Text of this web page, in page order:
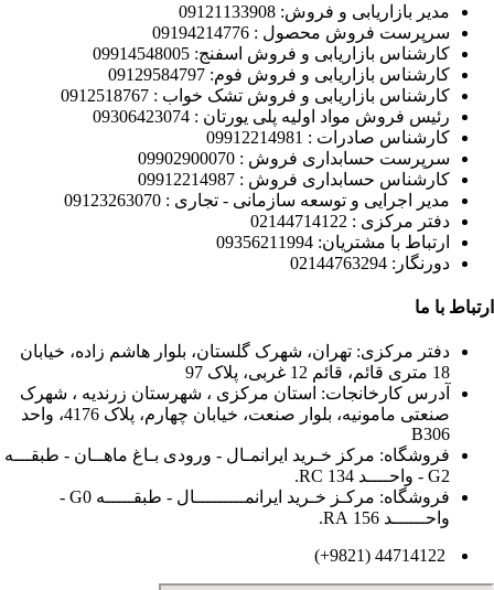
مدیر بازاریابی و فروش: 09121133908
سرپرست فروش محصول : 09194214776
کارشناس بازاریابی و فروش اسفنج: 09914548005
کارشناس بازاریابی و فروش فوم: 09129584797
کارشناس بازاریابی و فروش تشک خواب : 0912518767
رئیس فروش مواد اولیه پلی یورتان : 09306423074
کارشناس صادرات : 09912214981
سرپرست حسابداری فروش : 09902900070
کارشناس حسابداری فروش : 09912214987
مدیر اجرایی و توسعه سازمانی - تجاری : 09123263070
دفتر مرکزی : 02144714122
ارتباط با مشتریان: 09356211994
دورنگار: 02144763294
ارتباط با ما
دفتر مرکزی: تهران، شهرک گلستان، بلوار هاشم زاده، خیابان
18 متری قائم، قائم 12 غربی، پلاک 97
آدرس کارخانجات: استان مرکزی ، شهرستان زرندیه ، شهرک
صنعتی مامونیه، بلوار صنعت، خیابان چهارم، پلاک 4176، واحد
B306
فروشگاه: مرکز خـرید ایرانمـال - ورودی بـاغ ماهــان - طبقـــه
G2 - واحــــد 134 RC.
فروشگاه: مرکـز خـرید ایرانمـــــــــال - طبقـــــه G0 -
واحــــــد 156 RA.
44714122 (9821+)